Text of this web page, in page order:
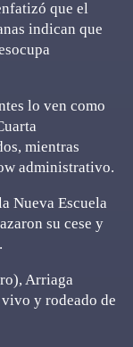
que el
indican que
lo ven como
mientras
administrativo.
Nueva Escuela
su cese y
Arriaga
y rodeado de